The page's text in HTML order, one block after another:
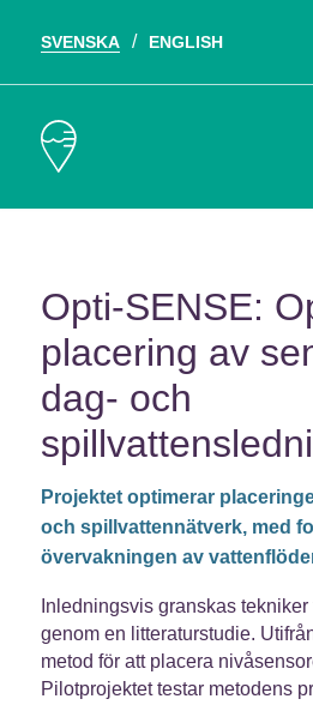
SVENSKA ENGLISH
Opti-SENSE:
placering av
dag- och
Projektet optimerar
och spillvattennätverk, med
övervakningen av
Inledningsvis granskas
genom en litteraturstudie.
metod för att placera
Pilotprojektet testar metodens